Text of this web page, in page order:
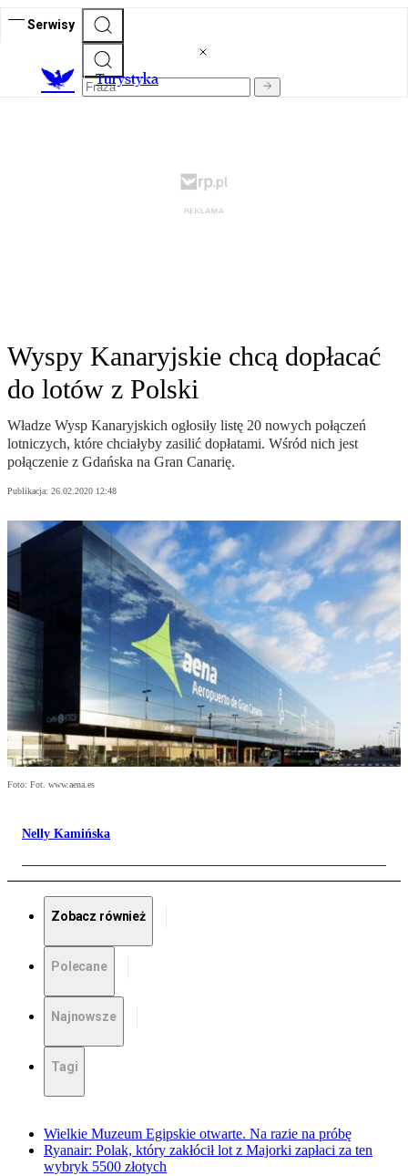
Serwisy
Turystyka
Wyspy Kanaryjskie chcą dopłacać
do lotów z Polski
Władze Wysp Kanaryjskich ogłosiły listę 20 nowych połączeń
lotniczych, które chciałyby zasilić dopłatami. Wśród nich jest
połączenie z Gdańska na Gran Canarię.
Publikacja: 26.02.2020 12:48
Foto: Fot. www.aena.es
Nelly Kamińska
Zobacz również
Polecane
Najnowsze
Tagi
Wielkie Muzeum Egipskie otwarte. Na razie na próbę
Ryanair: Polak, który zakłócił lot z Majorki zapłaci za ten
wybryk 5500 złotych